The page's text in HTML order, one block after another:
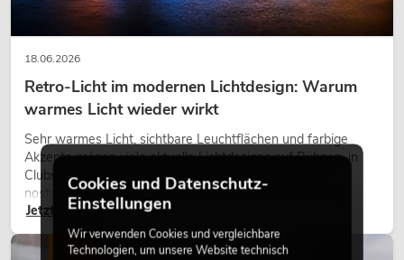
18.06.2026
Retro-Licht im modernen Lichtdesign: Warum
warmes Licht wieder wirkt
Sehr warmes Licht, sichtbare Leuchtflächen und farbige
Akzente prägen viele aktuelle Lichtdesigns auf Bühnen, in
Clubs und bei Events. Retro-Licht ist dabei kein rein
nostalgischer Effekt, sondern ein bewusst eingesetztes
Gestaltungsmittel: Es schafft Atmosphäre, gibt Szenen
Charakter und kann technische LED-Setups emotionaler
wirken lassen.
Jetzt lesen
LICHT
Cookies und Datenschutz-
Einstellungen
Wir verwenden Cookies und vergleichbare
Technologien, um unsere Website technisch